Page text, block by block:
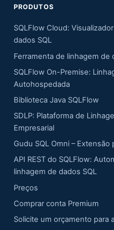
PRODUTOS
SQLFlow Cloud:
dados SQL
Ferramenta de linhagem de
SQLFlow On-Premise:
Autohospedada
Biblioteca Java SQLFlow
SDLP: Plataforma de
Empresarial
Gudu SQL Omni – Extensão
API REST do SQLFlow:
linhagem de dados SQL
Preços
Comprar conta Premium
Solicite um orçamento para